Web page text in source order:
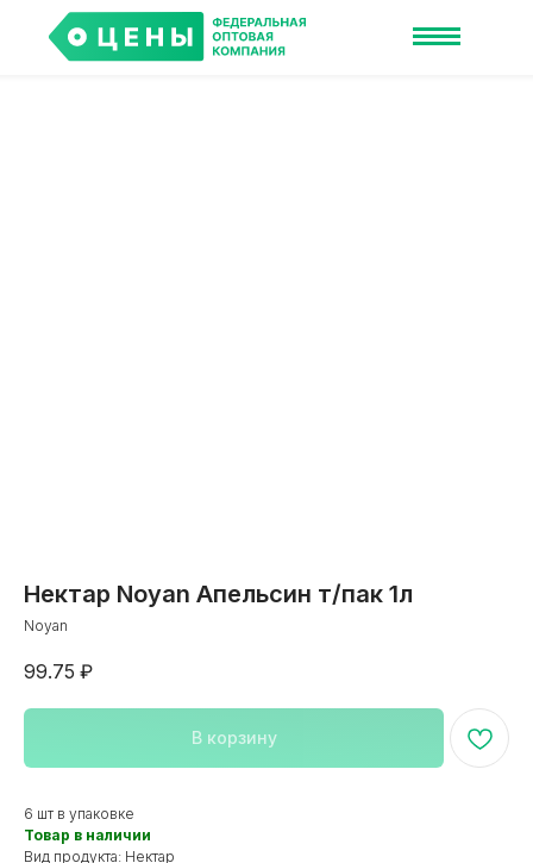
Нектар Noyan Апельсин т/пак 1л
Noyan
99.75 ₽
В корзину
6 шт в упаковке
Товар в наличии
Вид продукта: Нектар